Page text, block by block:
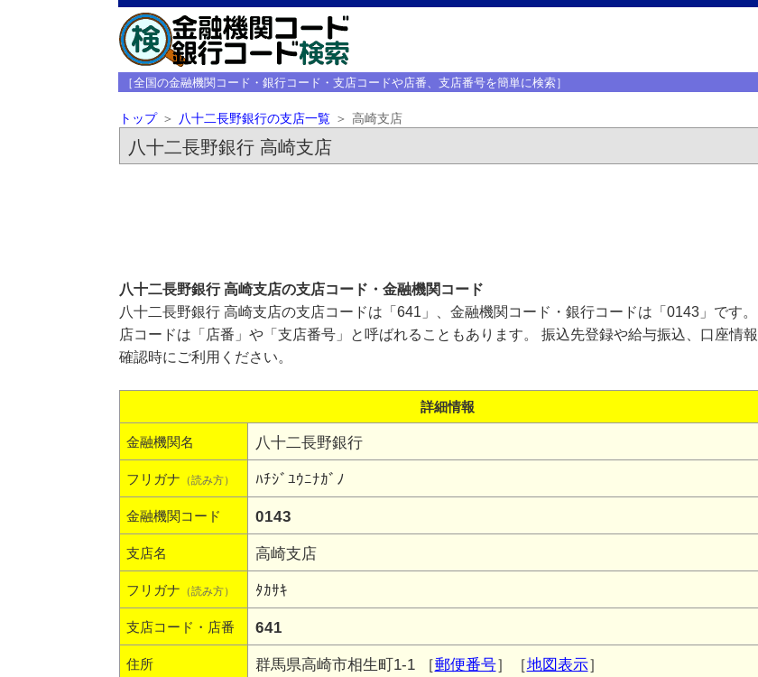
［全国の金融機関コード・銀行コード・支店コードや店番、支店番号を簡単に検索］
トップ 八十二長野銀行の支店一覧 高崎支店
八十二長野銀行 高崎支店
八十二長野銀行 高崎支店の支店コード・金融機関コード
八十二長野銀行 高崎支店の支店コードは「641」、金融機関コード・銀行コードは「0143」です
店コードは「店番」や「支店番号」と呼ばれることもあります。 振込先登録や給与振込、口座情
確認時にご利用ください。
詳細情報
金融機関名 八十二長野銀行
フリガナ （読み方） ﾊﾁｼﾞﾕｳﾆﾅｶﾞﾉ
金融機関コード 0143
支店名 高崎支店
フリガナ （読み方） ﾀｶｻｷ
支店コード・店番 641
住所 群馬県高崎市相生町1-1 ［郵便番号］［地図表示］